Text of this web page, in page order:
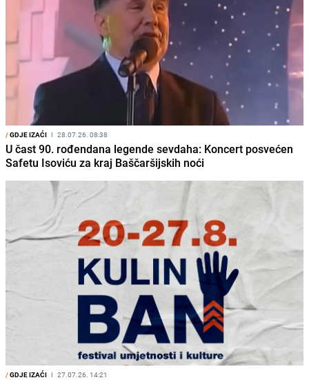
/GDJE IZAĆI I 28.07.26. 08:38
U čast 90. rođendana legende sevdaha: Koncert posvećen
Safetu Isoviću za kraj Baščaršijskih noći
/GDJE IZAĆI I 27.07.26. 14:21